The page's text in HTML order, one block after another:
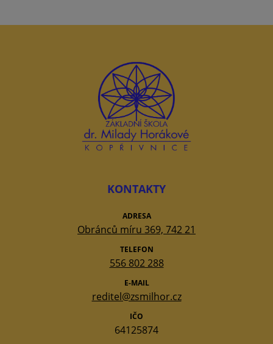
KONTAKTY
ADRESA
Obránců míru 369, 742 21
TELEFON
556 802 288
E-MAIL
reditel@zsmilhor.cz
IČO
64125874